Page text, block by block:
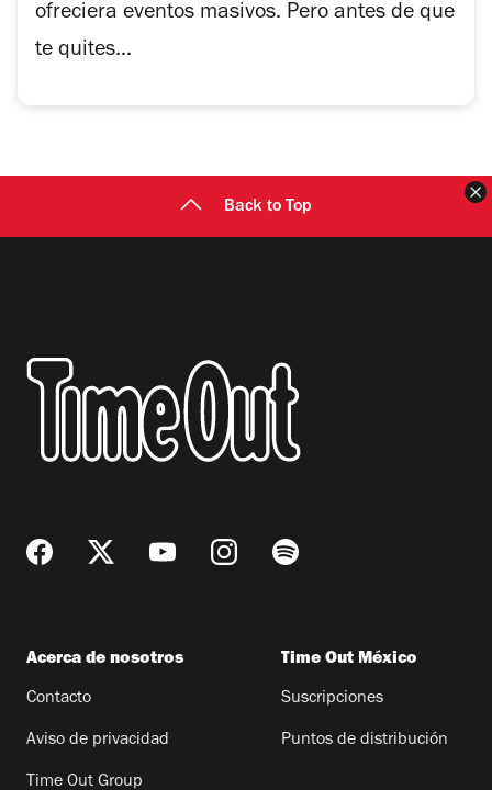
ofreciera eventos masivos. Pero antes de que
te quites...
Back to Top
Acerca de nosotros
Contacto
Aviso de privacidad
Time Out Group
Time Out México
Suscripciones
Puntos de distribución